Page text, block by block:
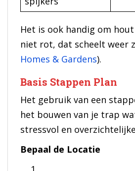
Het is ook handig om
niet rot, dat scheelt weer
Homes & Gardens).
Basis Stappen Plan
Het gebruik van een
het bouwen van je trap
stressvol en
Bepaal de Locatie